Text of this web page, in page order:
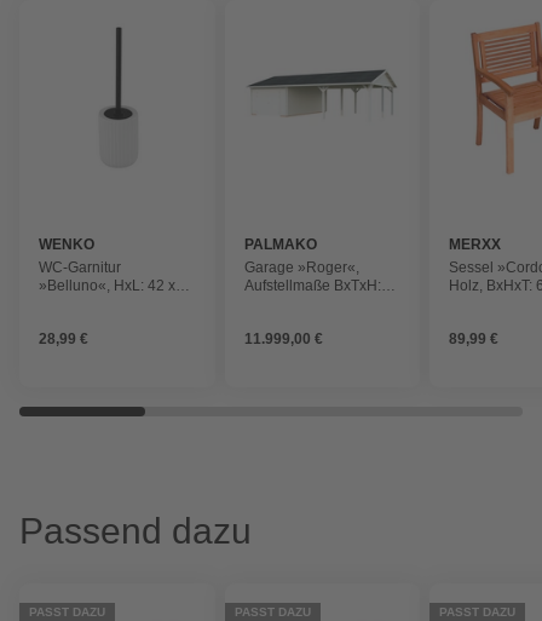
WENKO
WC-Garnitur
»Belluno«, HxL: 42 x
28,99 €
PALMAKO
Garage »Roger«,
Aufstellmaße BxTxH:
Holz
11.999,00 €
MERXX
Sessel
Holz, BxHxT:
89,99 €
Passend dazu
PASST DAZU PASST DAZU PASST DAZU